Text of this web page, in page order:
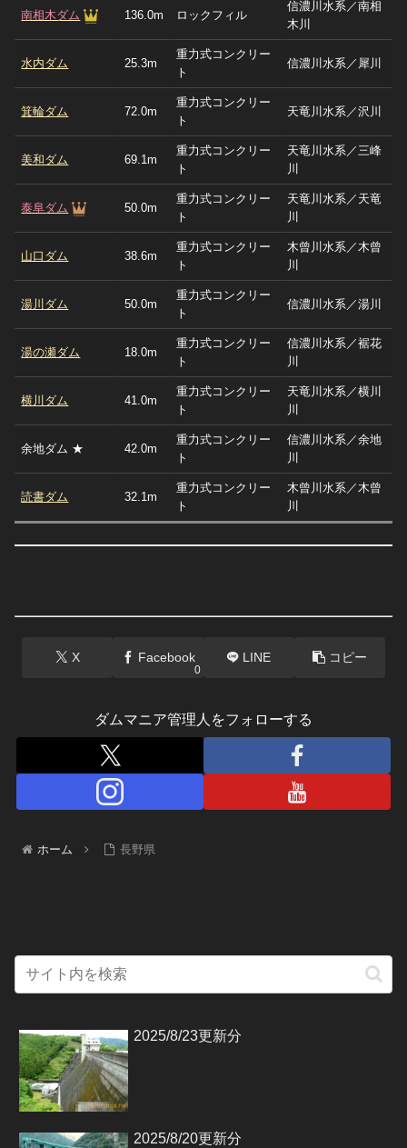
南相木ダム 136.0m ロックフィル
信濃川水系／南相
木川
水内ダム 25.3m
重力式コンクリー
ト
信濃川水系／犀川
箕輪ダム 72.0m
重力式コンクリー
ト
天竜川水系／沢川
美和ダム 69.1m
重力式コンクリー
ト
天竜川水系／三峰
川
泰阜ダム 50.0m
重力式コンクリー
ト
天竜川水系／天竜
川
山口ダム 38.6m
重力式コンクリー
ト
木曾川水系／木曾
川
湯川ダム 50.0m
重力式コンクリー
ト
信濃川水系／湯川
湯の瀬ダム 18.0m
重力式コンクリー
ト
信濃川水系／裾花
川
横川ダム 41.0m
重力式コンクリー
ト
天竜川水系／横川
川
余地ダム ★ 42.0m
重力式コンクリー
ト
信濃川水系／余地
川
読書ダム 32.1m
重力式コンクリー
ト
木曾川水系／木曾
川
X Facebook
0
LINE コピー
ダムマニア管理人をフォローする
ホーム 長野県
2025/8/23更新分
2025/8/20更新分